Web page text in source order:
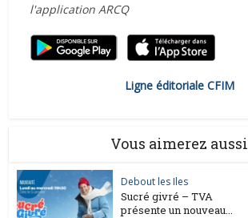
l'application ARCQ
Ligne éditoriale CFIM
Vous aimerez aussi
Debout les Iles
Sucré givré – TVA
présente un nouveau...